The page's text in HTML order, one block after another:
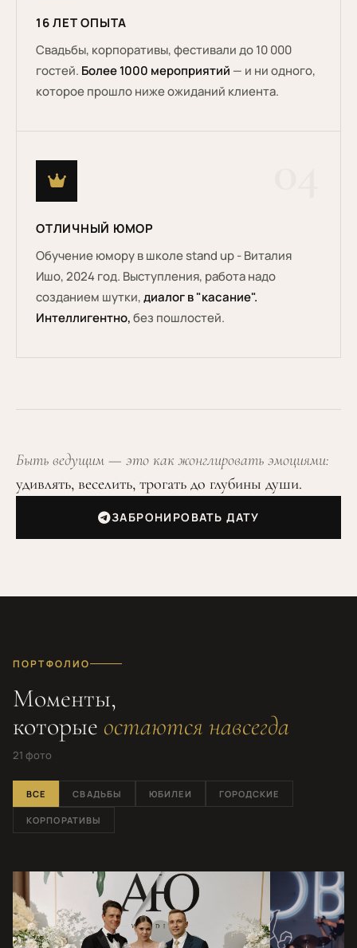
16 ЛЕТ ОПЫТА
Свадьбы, корпоративы, фестивали до 10 000
гостей. Более 1000 мероприятий — и ни одного,
которое прошло ниже ожиданий клиента.
ОТЛИЧНЫЙ ЮМОР
Обучение юмору в школе stand up - Виталия
Ишо, 2024 год. Выступления, работа надо
созданием шутки,диалог в "касание".
Интеллигентно,без пошлостей.
Быть ведущим — это как жонглировать эмоциями:
удивлять, веселить, трогать до глубины души.
ЗАБРОНИРОВАТЬ ДАТУ
ПОРТФОЛИО
Моменты,
которые остаются навсегда
21 фото
ВСЕ СВАДЬБЫ ЮБИЛЕИ ГОРОДСКИЕ
КОРПОРАТИВЫ